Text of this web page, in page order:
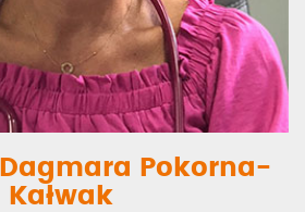
Dagmara Pokorna-
Kałwak